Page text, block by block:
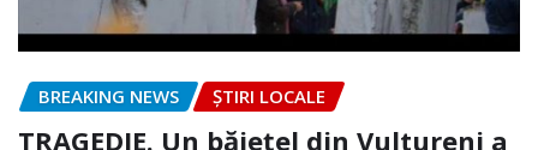
BREAKING NEWS ȘTIRI LOCALE
TRAGEDIE. Un băiețel din Vultureni a